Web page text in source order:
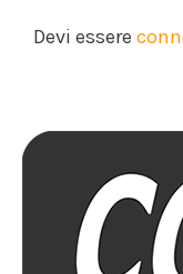
Devi essere